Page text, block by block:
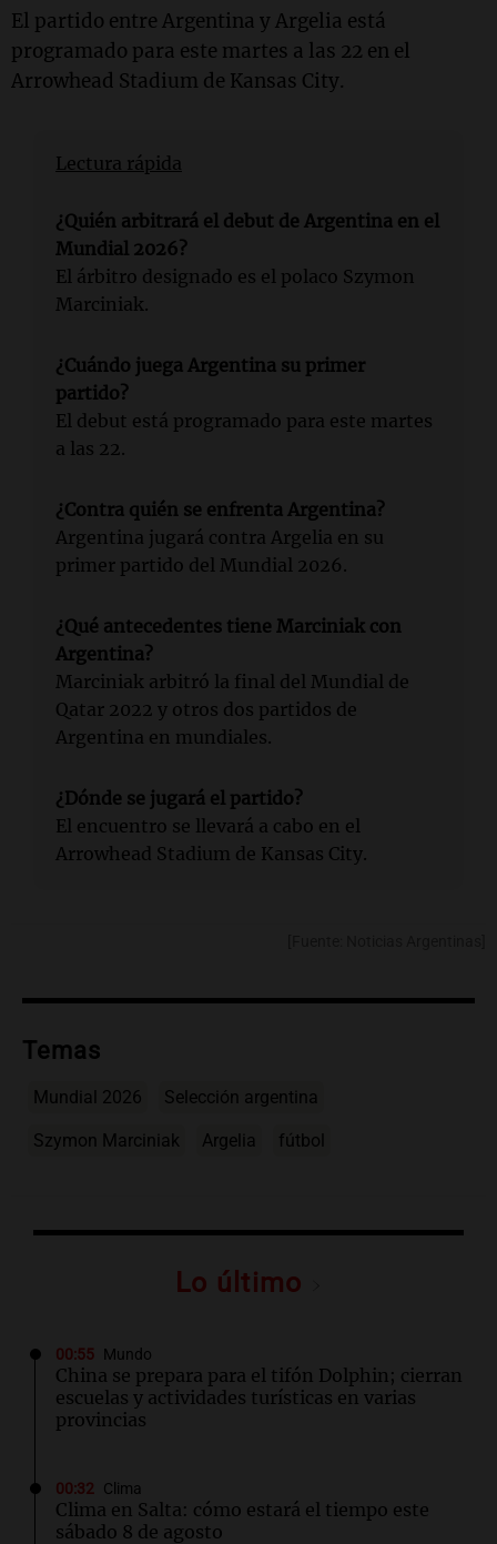
El partido entre Argentina y Argelia está
programado para este martes a las 22 en el
Arrowhead Stadium de Kansas City.
Lectura rápida
¿Quién arbitrará el debut de Argentina en el
Mundial 2026?
El árbitro designado es el polaco Szymon
Marciniak.
¿Cuándo juega Argentina su primer
partido?
El debut está programado para este martes
a las 22.
¿Contra quién se enfrenta Argentina?
Argentina jugará contra Argelia en su
primer partido del Mundial 2026.
¿Qué antecedentes tiene Marciniak con
Argentina?
Marciniak arbitró la final del Mundial de
Qatar 2022 y otros dos partidos de
Argentina en mundiales.
¿Dónde se jugará el partido?
El encuentro se llevará a cabo en el
Arrowhead Stadium de Kansas City.
Temas
Mundial 2026 Selección argentina
Szymon Marciniak Argelia fútbol
Lo último
00:55 Mundo
China se prepara para el tifón Dolphin; cierran
escuelas y actividades turísticas en varias
provincias
00:32 Clima
Clima en Salta: cómo estará el tiempo este
sábado 8 de agosto